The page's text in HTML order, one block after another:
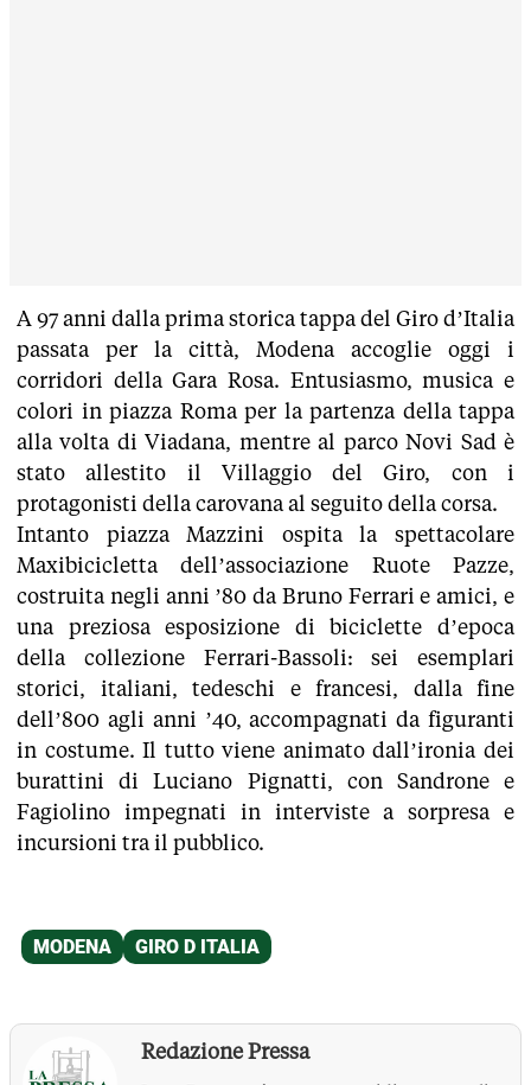
A 97 anni dalla prima storica tappa del Giro d’Italia
passata per la città, Modena accoglie oggi i
corridori della Gara Rosa. Entusiasmo, musica e
colori in piazza Roma per la partenza della tappa
alla volta di Viadana, mentre al parco Novi Sad è
stato allestito il Villaggio del Giro, con i
protagonisti della carovana al seguito della corsa.
Intanto piazza Mazzini ospita la spettacolare
Maxibicicletta dell’associazione Ruote Pazze,
costruita negli anni ’80 da Bruno Ferrari e amici, e
una preziosa esposizione di biciclette d’epoca
della collezione Ferrari-Bassoli: sei esemplari
storici, italiani, tedeschi e francesi, dalla fine
dell’800 agli anni ’40, accompagnati da figuranti
in costume. Il tutto viene animato dall’ironia dei
burattini di Luciano Pignatti, con Sandrone e
Fagiolino impegnati in interviste a sorpresa e
incursioni tra il pubblico.
Redazione Pressa